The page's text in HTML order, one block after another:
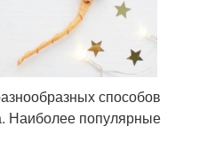
способов
Наиболее популярные